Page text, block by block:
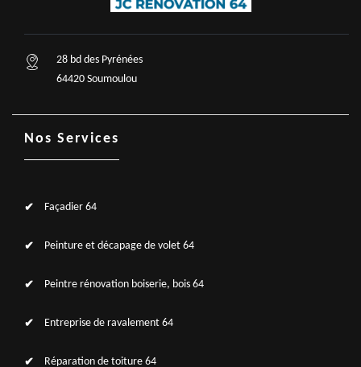
28 bd des Pyrénées
64420 Soumoulou
Nos Services
Façadier 64
Peinture et décapage de volet 64
Peintre rénovation boiserie, bois 64
Entreprise de ravalement 64
Réparation de toiture 64